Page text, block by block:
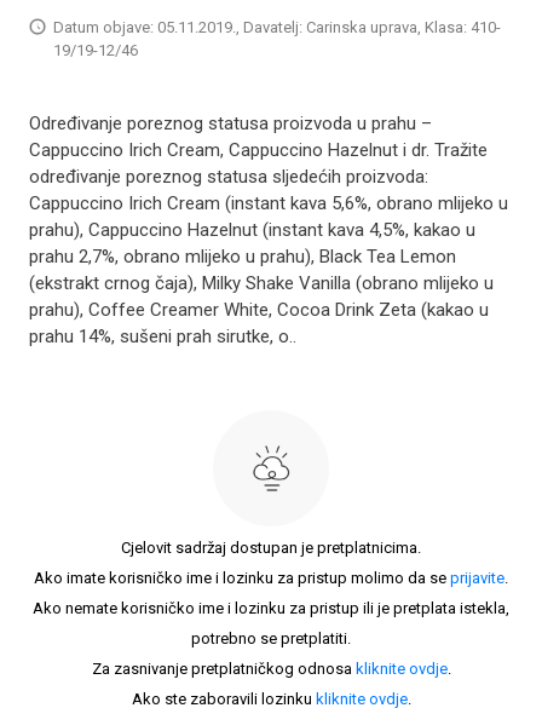
Datum objave: 05.11.2019., Davatelj: Carinska uprava, Klasa: 410-
19/19-12/46
Određivanje poreznog statusa proizvoda u prahu –
Cappuccino Irich Cream, Cappuccino Hazelnut i dr. Tražite
određivanje poreznog statusa sljedećih proizvo­da:
Cappuccino Irich Cream (instant kava 5,6%, obrano mlijeko u
prahu), Cappuccino Hazelnut (instant kava 4,5%, kakao u
prahu 2,7%, obrano mlijeko u prahu), Black Tea Lemon
(ekstrakt crnog čaja), Milky Shake Vanilla (obrano mlijeko u
prahu), Coffee Creamer White, Cocoa Drink Zeta (kakao u
prahu 14%, sušeni prah sirutke, o..
Cjelovit sadržaj dostupan je pretplatnicima.
Ako imate korisničko ime i lozinku za pristup molimo da se prijavite.
Ako nemate korisničko ime i lozinku za pristup ili je pretplata istekla,
potrebno se pretplatiti.
Za zasnivanje pretplatničkog odnosa kliknite ovdje.
Ako ste zaboravili lozinku kliknite ovdje.